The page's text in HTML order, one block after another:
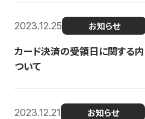
2023.12.25 お知らせ
カード決済の受領日に関する
ついて
2023.12.21 お知らせ